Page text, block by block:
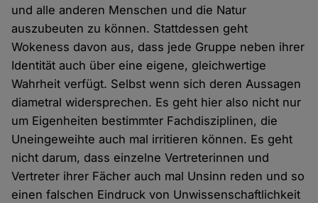
und alle anderen Menschen und die Natur
auszubeuten zu können. Stattdessen geht
Wokeness davon aus, dass jede Gruppe neben ihrer
Identität auch über eine eigene, gleichwertige
Wahrheit verfügt. Selbst wenn sich deren Aussagen
diametral widersprechen. Es geht hier also nicht nur
um Eigenheiten bestimmter Fachdisziplinen, die
Uneingeweihte auch mal irritieren können. Es geht
nicht darum, dass einzelne Vertreterinnen und
Vertreter ihrer Fächer auch mal Unsinn reden und so
einen falschen Eindruck von Unwissenschaftlichkeit